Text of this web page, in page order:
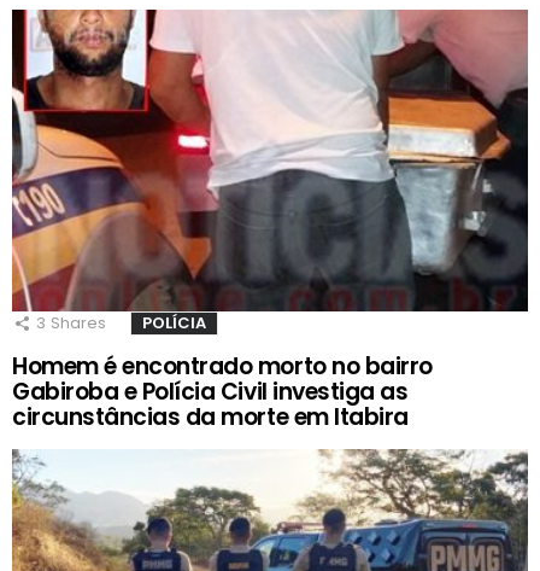
3 Shares POLÍCIA
Homem é encontrado morto no bairro
Gabiroba e Polícia Civil investiga as
circunstâncias da morte em Itabira